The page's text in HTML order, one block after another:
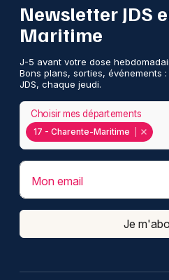
Newsletter JDS
Maritime
J-5 avant votre dose
Bons plans, sorties, événements
JDS, chaque jeudi.
17 - Charente-Maritime
Choisir mes départements
Mon email
Je